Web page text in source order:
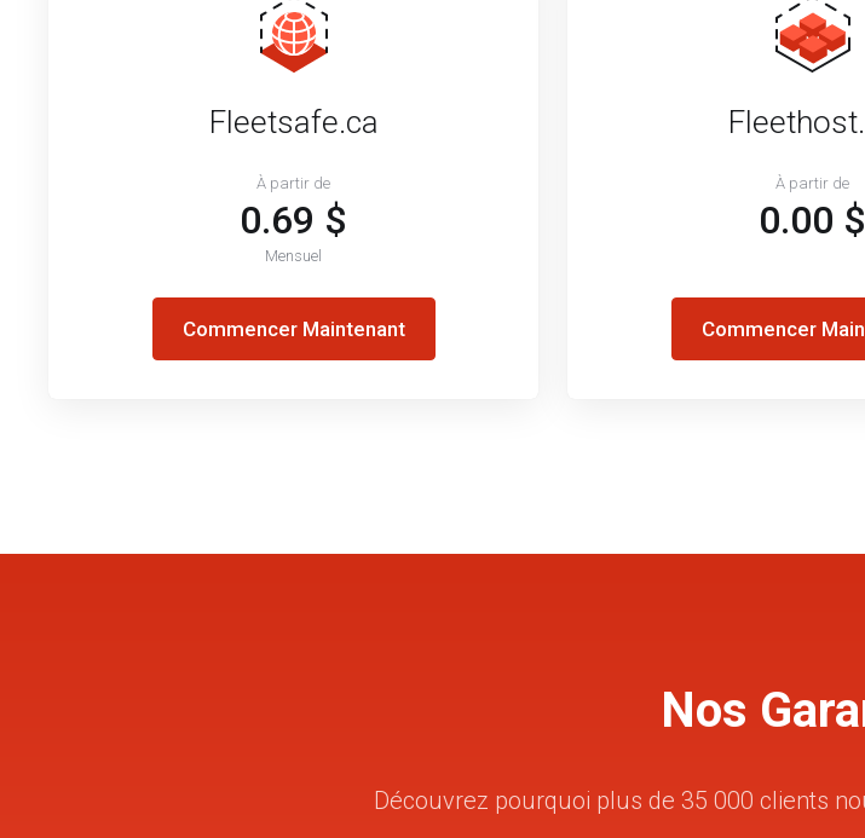
Fleetsafe.ca
À partir de
0.69 $
Mensuel
Commencer Maintenant
À partir de
0.00 $
Commencer
Nos
Découvrez pourquoi plus de 35 000 clients